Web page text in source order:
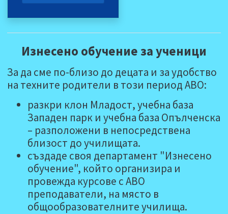
Изнесено обучение за ученици
За да сме по-близо до децата и за удобство
на техните родители в този период АВО:
разкри клон Младост, учебна база
Западен парк и учебна база Опълченска
– разположени в непосредствена
близост до училищата.
създаде своя департамент "Изнесено
обучение", който организира и
провежда курсове с АВО
преподаватели, на място в
общообразователните училища.